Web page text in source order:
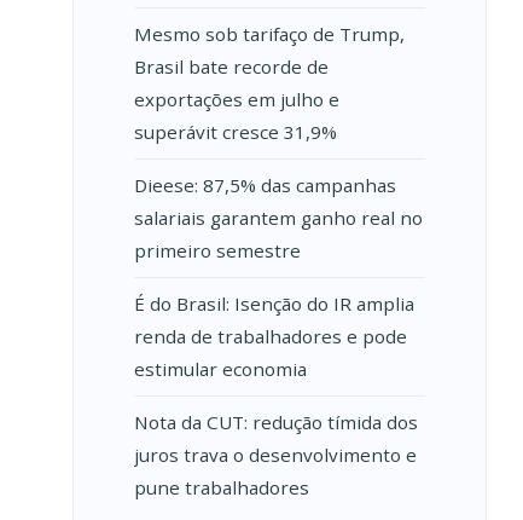
Mesmo sob tarifaço de Trump,
Brasil bate recorde de
exportações em julho e
superávit cresce 31,9%
Dieese: 87,5% das campanhas
salariais garantem ganho real no
primeiro semestre
É do Brasil: Isenção do IR amplia
renda de trabalhadores e pode
estimular economia
Nota da CUT: redução tímida dos
juros trava o desenvolvimento e
pune trabalhadores